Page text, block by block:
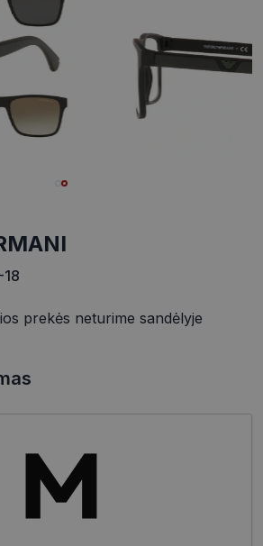
prekės neturime sandėlyje